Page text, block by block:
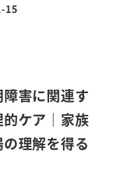
15
害に関連す
的ケア｜家族
の理解を得る